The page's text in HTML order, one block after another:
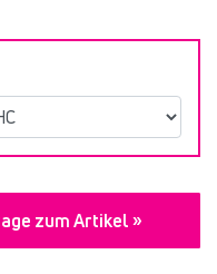
zum Artikel »